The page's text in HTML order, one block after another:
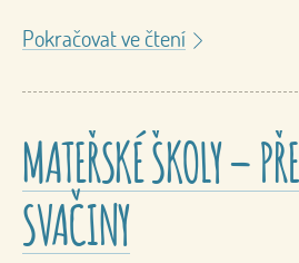
Pokračovat ve čtení
MATEŘSKÉ ŠKOLY –
SVAČINY